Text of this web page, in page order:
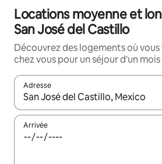
Locations moyenne et
San José del Castillo
Découvrez des logements où
chez vous pour un séjour d'un mois
Adresse
Lorsque les résultats s'affichent,
Arrivée